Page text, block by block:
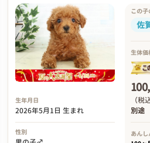
生年月日
2026年5月1日 生まれ
性別
この
佐
生体価
（税
別途
あんし